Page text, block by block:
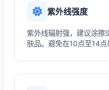
紫外线强度
紫外线辐射强，建议涂擦
肤品。避免在10点至14点